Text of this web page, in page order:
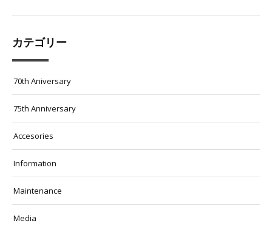
カテゴリー
70th Aniversary
75th Anniversary
Accesories
Information
Maintenance
Media